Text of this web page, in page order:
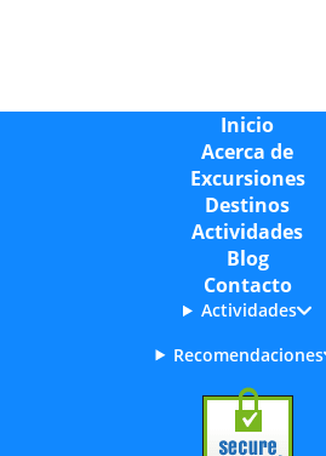
Inicio
Acerca de
Excursiones
Destinos
Actividades
Blog
Contacto
Actividades
Recomendaciones